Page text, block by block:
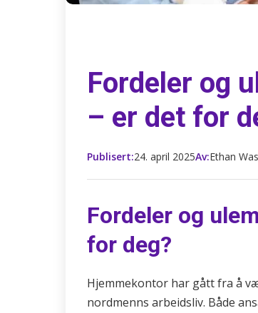
Fordeler og
– er det for
Publisert:24. april 2025Av:Ethan
Fordeler og
for deg?
Hjemmekontor har gått fra å
nordmenns arbeidsliv. Både